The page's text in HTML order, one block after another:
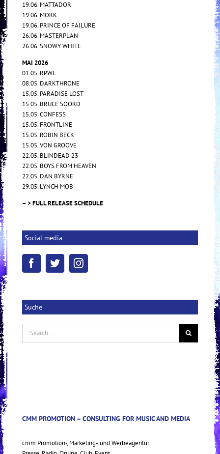
19.06. MATTADOR
19.06. MORK
19.06. PRINCE OF FAILURE
26.06. MASTERPLAN
26.06. SNOWY WHITE
MAI 2026
01.05. RPWL
08.05. DARKTHRONE
15.05. PARADISE LOST
15.05. BRUCE SOORD
15.05. CONFESS
15.05. FRONTLINE
15.05. ROBIN BECK
15.05. VON GROOVE
22.05. BLINDEAD 23
22.05. BOYS FROM HEAVEN
22.05. DAN BYRNE
29.05. LYNCH MOB
– > FULL RELEASE SCHEDULE
Social media
Suche
CMM PROMOTION – CONSULTING FOR MUSIC AND MEDIA
cmm Promotion-, Marketing-, und Werbeagentur